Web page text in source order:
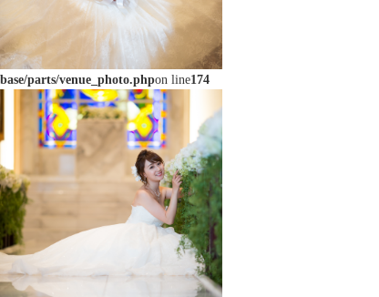
parts/venue_photo.phpon line174